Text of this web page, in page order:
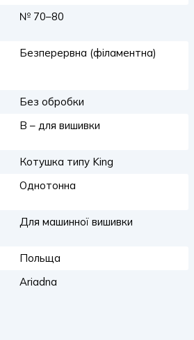
№ 70–80
Безперервна (філаментна)
Без обробки
B – для вишивки
Котушка типу King
Однотонна
Для машинної вишивки
Польща
Ariadna